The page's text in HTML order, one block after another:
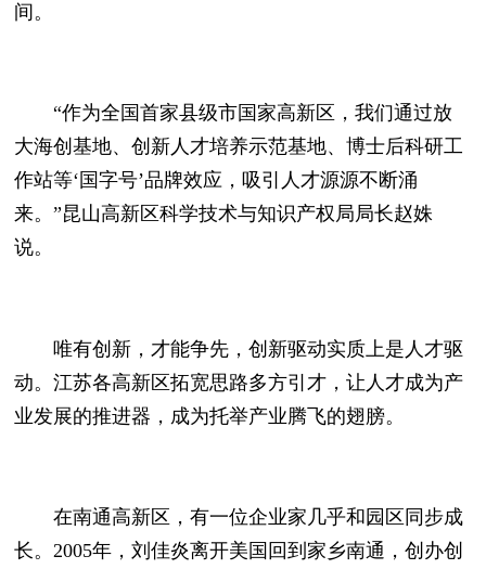
间。
“作为全国首家县级市国家高新区，我们通过放
大海创基地、创新人才培养示范基地、博士后科研工
作站等‘国字号’品牌效应，吸引人才源源不断涌
来。”昆山高新区科学技术与知识产权局局长赵姝
说。
唯有创新，才能争先，创新驱动实质上是人才驱
动。江苏各高新区拓宽思路多方引才，让人才成为产
业发展的推进器，成为托举产业腾飞的翅膀。
在南通高新区，有一位企业家几乎和园区同步成
长。2005年，刘佳炎离开美国回到家乡南通，创办创